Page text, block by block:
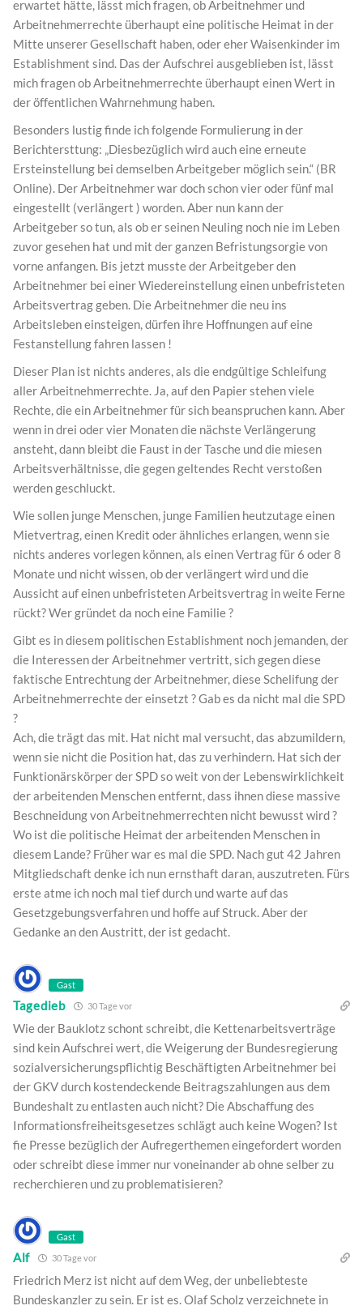
erwartet hätte, lässt mich fragen, ob Arbeitnehmer und
Arbeitnehmerrechte überhaupt eine politische Heimat in der
Mitte unserer Gesellschaft haben, oder eher Waisenkinder im
Establishment sind. Das der Aufschrei ausgeblieben ist, lässt
mich fragen ob Arbeitnehmerrechte überhaupt einen Wert in
der öffentlichen Wahrnehmung haben.
Besonders lustig finde ich folgende Formulierung in der
Berichtersttung: „Diesbezüglich wird auch eine erneute
Ersteinstellung bei demselben Arbeitgeber möglich sein.“ (BR
Online). Der Arbeitnehmer war doch schon vier oder fünf mal
eingestellt (verlängert ) worden. Aber nun kann der
Arbeitgeber so tun, als ob er seinen Neuling noch nie im Leben
zuvor gesehen hat und mit der ganzen Befristungsorgie von
vorne anfangen. Bis jetzt musste der Arbeitgeber den
Arbeitnehmer bei einer Wiedereinstellung einen unbefristeten
Arbeitsvertrag geben. Die Arbeitnehmer die neu ins
Arbeitsleben einsteigen, dürfen ihre Hoffnungen auf eine
Festanstellung fahren lassen !
Dieser Plan ist nichts anderes, als die endgültige Schleifung
aller Arbeitnehmerrechte. Ja, auf den Papier stehen viele
Rechte, die ein Arbeitnehmer für sich beanspruchen kann. Aber
wenn in drei oder vier Monaten die nächste Verlängerung
ansteht, dann bleibt die Faust in der Tasche und die miesen
Arbeitsverhältnisse, die gegen geltendes Recht verstoßen
werden geschluckt.
Wie sollen junge Menschen, junge Familien heutzutage einen
Mietvertrag, einen Kredit oder ähnliches erlangen, wenn sie
nichts anderes vorlegen können, als einen Vertrag für 6 oder 8
Monate und nicht wissen, ob der verlängert wird und die
Aussicht auf einen unbefristeten Arbeitsvertrag in weite Ferne
rückt? Wer gründet da noch eine Familie ?
Gibt es in diesem politischen Establishment noch jemanden, der
die Interessen der Arbeitnehmer vertritt, sich gegen diese
faktische Entrechtung der Arbeitnehmer, diese Schelifung der
Arbeitnehmerrechte der einsetzt ? Gab es da nicht mal die SPD
?
Ach, die trägt das mit. Hat nicht mal versucht, das abzumildern,
wenn sie nicht die Position hat, das zu verhindern. Hat sich der
Funktionärskörper der SPD so weit von der Lebenswirklichkeit
der arbeitenden Menschen entfernt, dass ihnen diese massive
Beschneidung von Arbeitnehmerrechten nicht bewusst wird ?
Wo ist die politische Heimat der arbeitenden Menschen in
diesem Lande? Früher war es mal die SPD. Nach gut 42 Jahren
Mitgliedschaft denke ich nun ernsthaft daran, auszutreten. Fürs
erste atme ich noch mal tief durch und warte auf das
Gesetzgebungsverfahren und hoffe auf Struck. Aber der
Gedanke an den Austritt, der ist gedacht.
Gast
Tagedieb 30 Tage vor
Wie der Bauklotz schont schreibt, die Kettenarbeitsverträge
sind kein Aufschrei wert, die Weigerung der Bundesregierung
sozialversicherungspflichtig Beschäftigten Arbeitnehmer bei
der GKV durch kostendeckende Beitragszahlungen aus dem
Bundeshalt zu entlasten auch nicht? Die Abschaffung des
Informationsfreiheitsgesetzes schlägt auch keine Wogen? Ist
fie Presse bezüglich der Aufregerthemen eingefordert worden
oder schreibt diese immer nur voneinander ab ohne selber zu
recherchieren und zu problematisieren?
Gast
Alf 30 Tage vor
Friedrich Merz ist nicht auf dem Weg, der unbeliebteste
Bundeskanzler zu sein. Er ist es. Olaf Scholz verzeichnete in